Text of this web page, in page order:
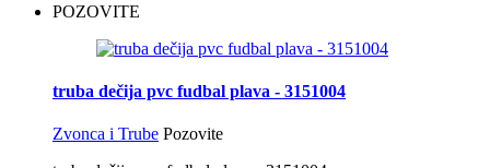
POZOVITE
truba dečija pvc fudbal plava - 3151004
Zvonca i Trube Pozovite